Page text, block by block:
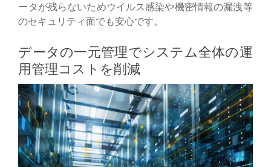
ータが残らないためウイルス感染や機密情報の漏洩等
のセキュリティ面でも安心です。
データの一元管理でシステム全体の運
用管理コストを削減